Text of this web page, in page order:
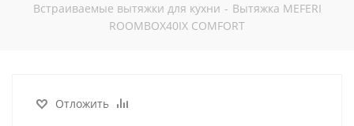
Встраиваемые вытяжки для кухни - Вытяжка MEFERI
ROOMBOX40IX COMFORT
Отложить